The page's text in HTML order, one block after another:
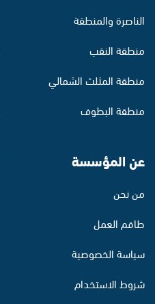
الناصرة والمنطقة
منطقة النقب
منطقة المثلث الشمالي
منطقة البطوف
عن المؤسسة
من نحن
طاقم العمل
سياسة الخصوصية
شروط الاستخدام